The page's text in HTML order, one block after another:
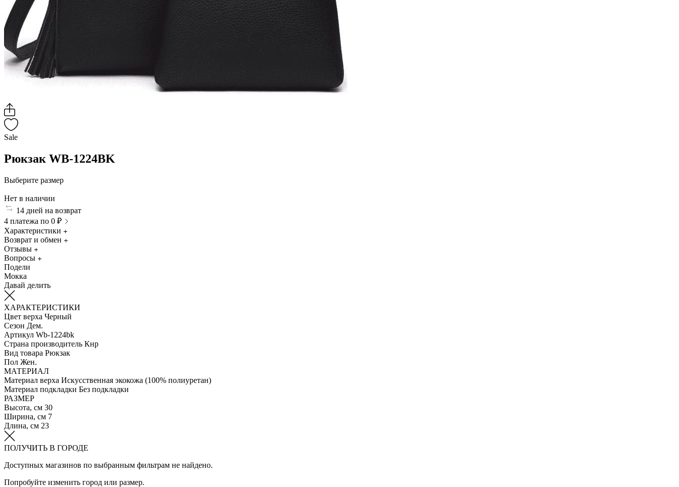
Sale
Рюкзак WB-1224BK
Выберите размер
Нет в наличии
14 дней на возврат
4 платежа по 0 ₽
Характеристики
Возврат и обмен
Отзывы
Вопросы
Подели
Мокка
Давай делить
ХАРАКТЕРИСТИКИ
Цвет верха Черный
Сезон Дем.
Артикул Wb-1224bk
Страна производитель Кнр
Вид товара Рюкзак
Пол Жен.
МАТЕРИАЛ
Материал верха Искусственная экокожа (100% полиуретан)
Материал подкладки Без подкладки
РАЗМЕР
Высота, см 30
Ширина, см 7
Длина, см 23
ПОЛУЧИТЬ В ГОРОДЕ
Доступных магазинов по выбранным фильтрам не найдено.
Попробуйте изменить город или размер.